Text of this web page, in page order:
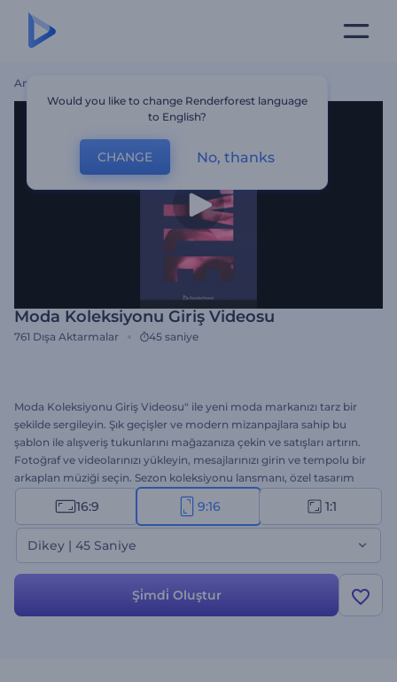
Ana Sayfa
Moda Koleksiyonu Giriş Videosu
761 Dışa Aktarmalar 45 saniye
Moda Koleksiyonu Giriş Videosu" ile yeni moda markanızı tarz bir
şekilde sergileyin. Şık geçişler ve modern mizanpajlara sahip bu
şablon ile alışveriş tukunlarını mağazanıza çekin ve satışları artırın.
Fotoğraf ve videolarınızı yükleyin, mesajlarınızı girin ve tempolu bir
arkaplan müziği seçin. Sezon koleksiyonu lansmanı, özel tasarım
giysilerin tanıtımı veya harika reklam videoları için ideal. Hemen
oluşturun, modayı takip edenleri her karede büyüleyin.
16:9 9:16 1:1
Dikey | 45 Saniye
Şi̇mdi̇ Oluştur
Would you like to change Renderforest language
to English?
CHANGE No, thanks